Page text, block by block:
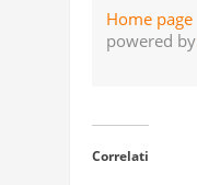
Home page
powered by
Correlati